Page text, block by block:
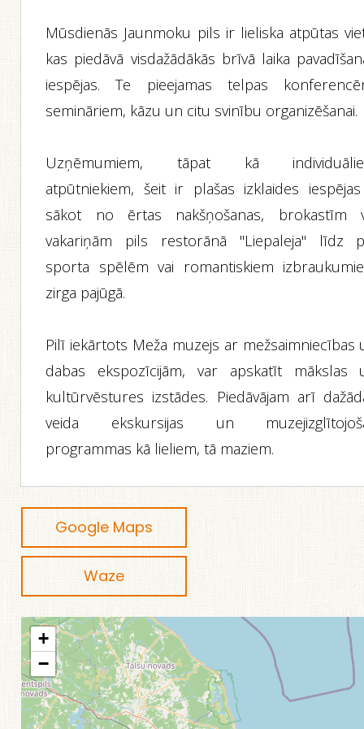
Mūsdienās Jaunmoku pils ir lieliska atpūtas
kas piedāvā visdažādākās brīvā laika
iespējas. Te pieejamas telpas
semināriem, kāzu un citu svinību organizēšanai.
Uzņēmumiem, tāpat kā
atpūtniekiem, šeit ir plašas izklaides
sākot no ērtas nakšņošanas, brokastīm
vakariņām pils restorānā "Liepaleja" līdz
sporta spēlēm vai romantiskiem
zirga pajūgā.
Pilī iekārtots Meža muzejs ar mežsaimniecības
dabas ekspozīcijām, var apskatīt mākslas
kultūrvēstures izstādes. Piedāvājam arī
veida ekskursijas un
programmas kā lieliem, tā maziem.
Google Maps
Waze
+
−